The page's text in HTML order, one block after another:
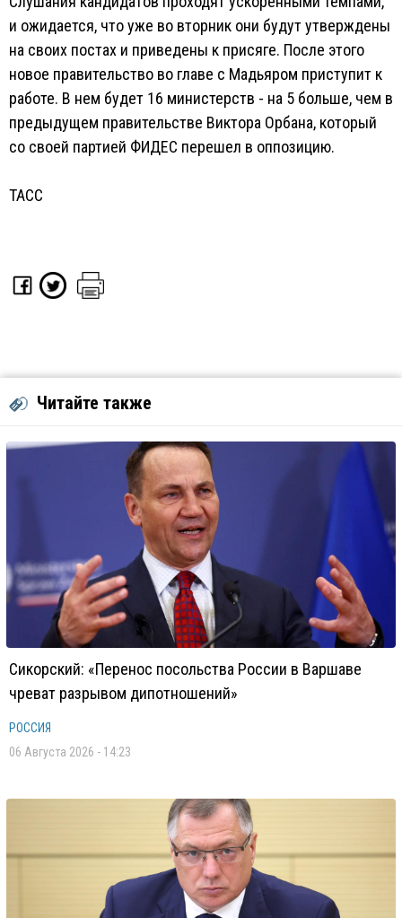
и ожидается, что уже во вторник они будут утверждены
на своих постах и приведены к присяге. После этого
новое правительство во главе с Мадьяром приступит к
работе. В нем будет 16 министерств - на 5 больше, чем в
предыдущем правительстве Виктора Орбана, который
со своей партией ФИДЕС перешел в оппозицию.
ТАСС
Читайте также
Сикорский: «Перенос посольства России в Варшаве
чреват разрывом дипотношений»
РОССИЯ
06 Августа 2026 - 14:23